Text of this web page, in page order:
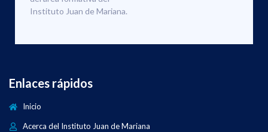
Instituto Juan de Mariana.
Enlaces rápidos
Inicio
Acerca del Instituto Juan de Mariana